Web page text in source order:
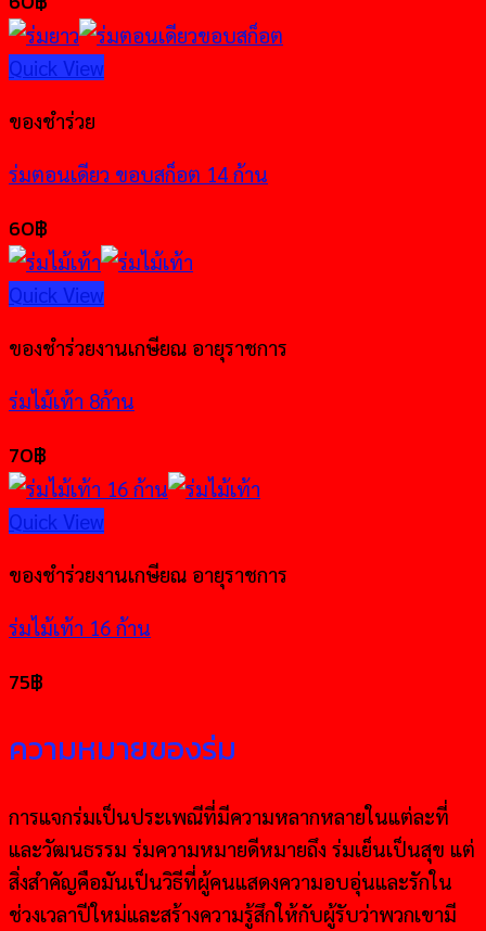
Quick View
ของชำร่วย
ร่มตอนเดียว ขอบสก็อต 14 ก้าน
60฿
Quick View
ของชำร่วยงานเกษียณ อายุราชการ
ร่มไม้เท้า 8ก้าน
70฿
Quick View
ของชำร่วยงานเกษียณ อายุราชการ
ร่มไม้เท้า 16 ก้าน
75฿
ความหมายของร่ม
การแจกร่มเป็นประเพณีที่มีความหลากหลายในแต่ละที่
และวัฒนธรรม ร่มความหมายดีหมายถึง ร่มเย็นเป็นสุข แต่
สิ่งสำคัญคือมันเป็นวิธีที่ผู้คนแสดงความอบอุ่นและรักใน
ช่วงเวลาปีใหม่และสร้างความรู้สึกให้กับผู้รับว่าพวกเขามี